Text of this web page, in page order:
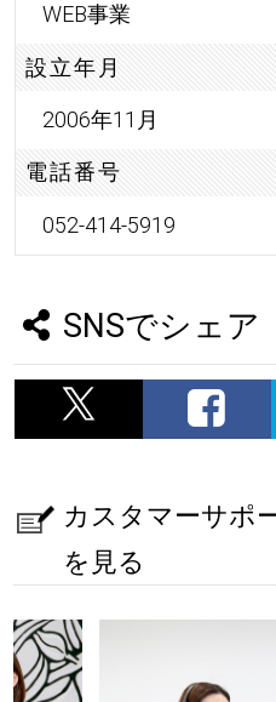
WEB事業
設立年月
2006年11月
電話番号
052-414-5919
SNSでシェア
カスタマーサポ
を見る